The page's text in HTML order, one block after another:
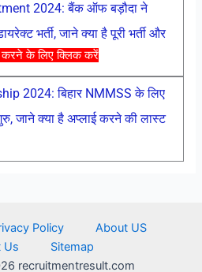
करने के लिए क्लिक करें
2024: बैंक ऑफ बड़ौदा ने
भर्ती, जाने क्या है पूरी भर्ती और
2024: बिहार NMMSS के लिए
जाने क्या है अप्लाई करने की लास्ट
Policy
About US
Us
Sitemap
recruitmentresult.com